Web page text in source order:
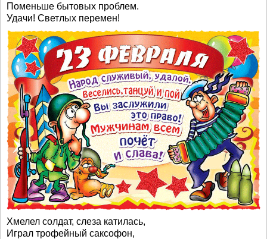
Поменьше бытовых проблем.
Удачи! Светлых перемен!
Хмелел солдат, слеза катилась,
Играл трофейный саксофон,